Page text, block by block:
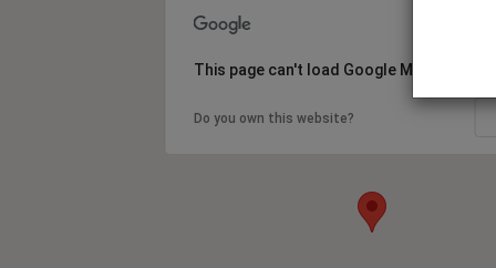
This page can't load Google Maps
Do you own this website?